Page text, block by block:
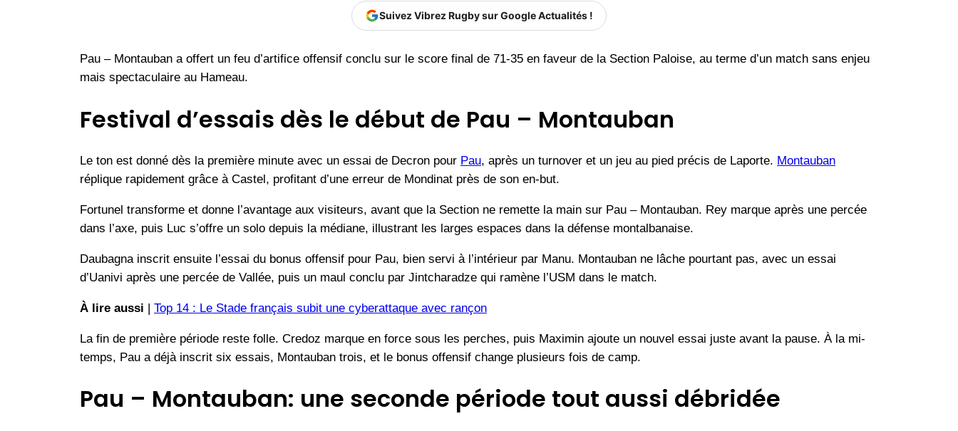
Suivez Vibrez Rugby sur Google Actualités !
Pau – Montauban a offert un feu d’artifice offensif conclu sur le score final de 71-35 en faveur de la Section Paloise, au terme d’un match sans enjeu
mais spectaculaire au Hameau.
Festival d’essais dès le début de Pau – Montauban
Le ton est donné dès la première minute avec un essai de Decron pour Pau, après un turnover et un jeu au pied précis de Laporte. Montauban
réplique rapidement grâce à Castel, profitant d’une erreur de Mondinat près de son en-but.
Fortunel transforme et donne l’avantage aux visiteurs, avant que la Section ne remette la main sur Pau – Montauban. Rey marque après une percée
dans l’axe, puis Luc s’offre un solo depuis la médiane, illustrant les larges espaces dans la défense montalbanaise.
Daubagna inscrit ensuite l’essai du bonus offensif pour Pau, bien servi à l’intérieur par Manu. Montauban ne lâche pourtant pas, avec un essai
d’Uanivi après une percée de Vallée, puis un maul conclu par Jintcharadze qui ramène l’USM dans le match.
À lire aussi | Top 14 : Le Stade français subit une cyberattaque avec rançon
La fin de première période reste folle. Credoz marque en force sous les perches, puis Maximin ajoute un nouvel essai juste avant la pause. À la mi-
temps, Pau a déjà inscrit six essais, Montauban trois, et le bonus offensif change plusieurs fois de camp.
Pau – Montauban: une seconde période tout aussi débridée